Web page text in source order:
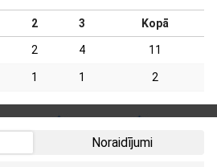
2 3 Kopā
2 4 11
1 1 2
Noraidījumi